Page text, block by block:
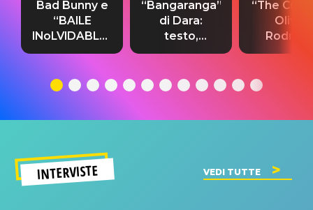
Bad Bunny e
“BAILE
INoLVIDABLE”:
testo,
significato
“Bangaranga”
di Dara:
testo,
traduzione e
del singolo
“The
Olivia
testo,
INTERVISTE VEDI TUTTE